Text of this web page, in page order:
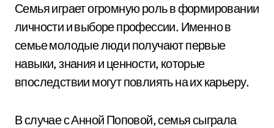
Семья играет огромную роль в формировании
личности и выборе профессии. Именно в
семье молодые люди получают первые
навыки, знания и ценности, которые
впоследствии могут повлиять на их карьеру.
В случае с Анной Поповой, семья сыграла